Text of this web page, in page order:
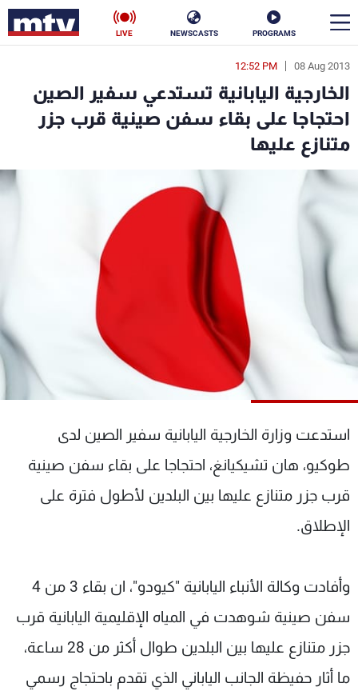
PROGRAMS
NEWSCASTS
LIVE
08 Aug 2013
12:52 PM
الخارجية اليابانية تستدعي سفير الصين
احتجاجا على بقاء سفن صينية قرب جزر
متنازع عليها
استدعت وزارة الخارجية اليابانية سفير الصين لدى
طوكيو، هان تشيكيانغ، احتجاجا على بقاء سفن صينية
قرب جزر متنازع عليها بين البلدين لأطول فترة على
الإطلاق.
وأفادت وكالة الأنباء اليابانية "كيودو"، ان بقاء 3 من 4
سفن صينية شوهدت في المياه الإقليمية اليابانية قرب
جزر متنازع عليها بين البلدين طوال أكثر من 28 ساعة،
ما أثار حفيظة الجانب الياباني الذي تقدم باحتجاج رسمي
en
الأخبار
سياسة
إقتصاد فن
منوعات
كأس العالم
البرامج
جدول البرامج
الترددات
الإنـتـاج
تواصل معنا
سياسة الخصوصية